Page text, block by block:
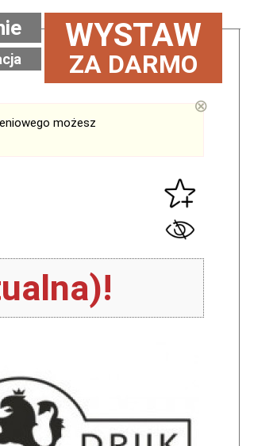
WYSTAW
ZA DARMO
możesz
⊗